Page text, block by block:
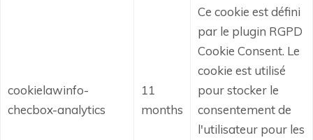
cookielawinfo-
checbox-analytics
11
months
Ce cookie est défini
par le plugin RGPD
Cookie Consent. Le
cookie est utilisé
pour stocker le
consentement de
l'utilisateur pour les